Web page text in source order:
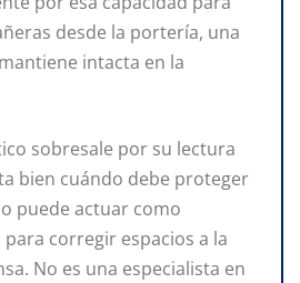
desde la portería, una
intacta en la
sobresale por su lectura
bien cuándo debe proteger
puede actuar como
corregir espacios a la
No es una especialista en